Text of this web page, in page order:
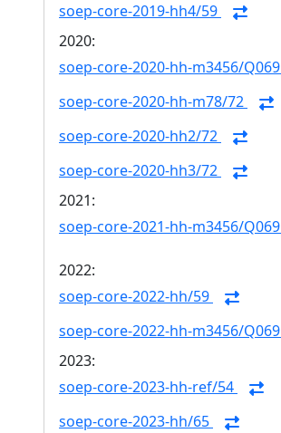
soep-core-2019-hh4/59
2020:
soep-core-2020-hh-m3456/Q069
soep-core-2020-hh-m78/72
soep-core-2020-hh2/72
soep-core-2020-hh3/72
2021:
soep-core-2021-hh-m3456/Q069
2022:
soep-core-2022-hh/59
soep-core-2022-hh-m3456/Q069
2023:
soep-core-2023-hh-ref/54
soep-core-2023-hh/65